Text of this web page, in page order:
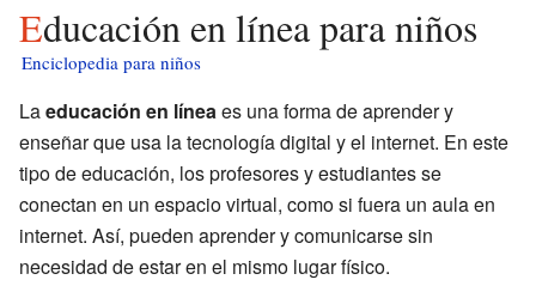
Educación en línea para niños
Enciclopedia para niños
Laeducación en líneaes una forma de aprender y
enseñar que usa la tecnología digital y el internet. En este
tipo de educación, los profesores y estudiantes se
conectan en un espacio virtual, como si fuera un aula en
internet. Así, pueden aprender y comunicarse sin
necesidad de estar en el mismo lugar físico.